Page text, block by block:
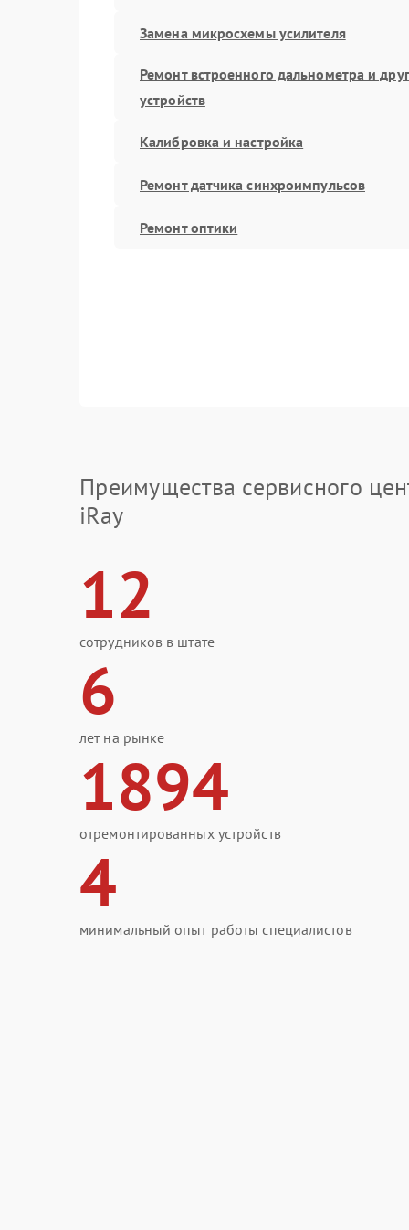
Замена микросхемы усилителя
Ремонт встроенного дальнометра и
устройств
Калибровка и настройка
Ремонт датчика синхроимпульсов
Ремонт оптики
Преимущества сервисного
iRay
12
сотрудников в штате
6
лет на рынке
1894
отремонтированных устройств
4
минимальный опыт работы специалистов